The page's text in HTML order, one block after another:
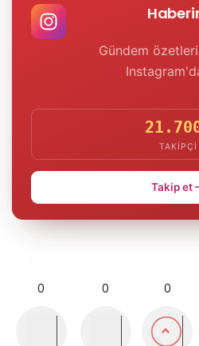
Gündem
TAKIPÇI
Takip et
0 0 0